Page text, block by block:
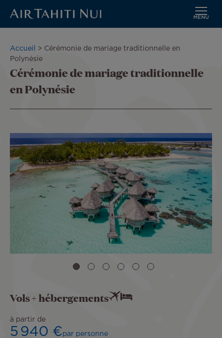
principal
MENU
Fil
d'Ariane
Accueil
Cérémonie de mariage traditionnelle en
Polynésie
Cérémonie de mariage traditionnelle
en Polynésie
Vols + hébergements
à partir de
5 940 €par personne